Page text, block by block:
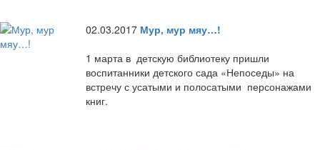
02.03.2017 Мур, мур мяу…!
1 марта в детскую библиотеку пришли
воспитанники детского сада «Непоседы» на
встречу с усатыми и полосатыми персонажами
книг.